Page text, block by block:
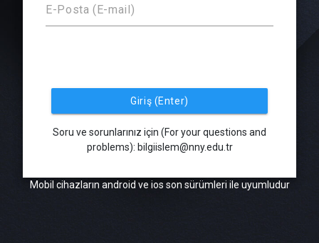
E-Posta (E-mail)
Giriş (Enter)
Soru ve sorunlarınız için (For your questions and
problems): bilgiislem@nny.edu.tr
Mobil cihazların android ve ios son sürümleri ile uyumludur